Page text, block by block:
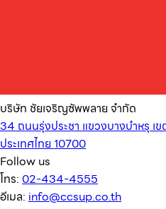
บริษัท ชัยเจริญซัพพลาย จำกัด
34 ถนนรุ่งประชา แขวงบางบำหรุ เ
ประเทศไทย 10700
Follow us
โทร: 02-434-4555
อีเมล: info@ccsup.co.th